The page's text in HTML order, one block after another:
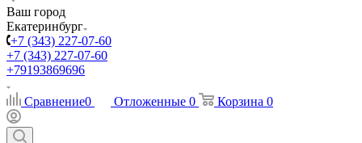
Ваш город
Екатеринбург
+7 (343) 227-07-60
+7 (343) 227-07-60
+79193869696
Сравнение0 Отложенные 0 Корзина 0